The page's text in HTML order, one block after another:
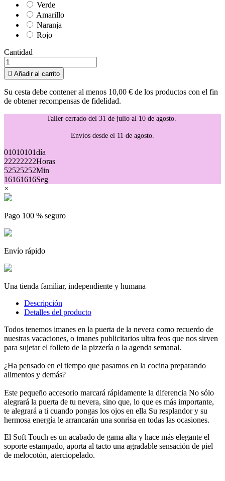
Verde
Amarillo
Naranja
Rojo
Cantidad
 Añadir al carrito
Su cesta debe contener al menos 10,00 € de los productos con el fin
de obtener recompensas de fidelidad.
Taller cerrado del 31 de julio al 10 de agosto.
Envíos desde el 11 de agosto.
01010101día
22222222Horas
52525252Min
16161616Seg
×
Pago 100 % seguro
Envío rápido
Una tienda familiar, independiente y humana
Descripción
Detalles del producto
Todos tenemos imanes en la puerta de la nevera como recuerdo de
nuestras vacaciones, o imanes publicitarios ultra feos que nos sirven
para sujetar el folleto de la pizzería o la agenda semanal.
¿Ha pensado en el tiempo que pasamos en la cocina preparando
alimentos y demás?
Este pequeño accesorio marcará rápidamente la diferencia No sólo
alegrará la puerta de tu nevera, sino que, lo que es más importante,
te alegrará a ti cuando pongas los ojos en ella Su resplandor y su
hermosa energía le arrancarán una sonrisa en todas las ocasiones.
El Soft Touch es un acabado de gama alta y hace más elegante el
soporte estampado, aporta al tacto una agradable sensación de piel
de melocotón, aterciopelado.